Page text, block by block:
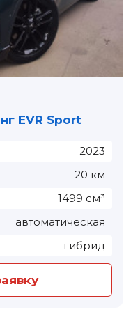
EVR Sport
2023
20 км
1499 см³
автоматическая
гибрид